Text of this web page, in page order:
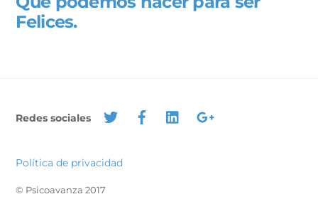
Felices.
Redes sociales
Política de privacidad
© Psicoavanza 2017